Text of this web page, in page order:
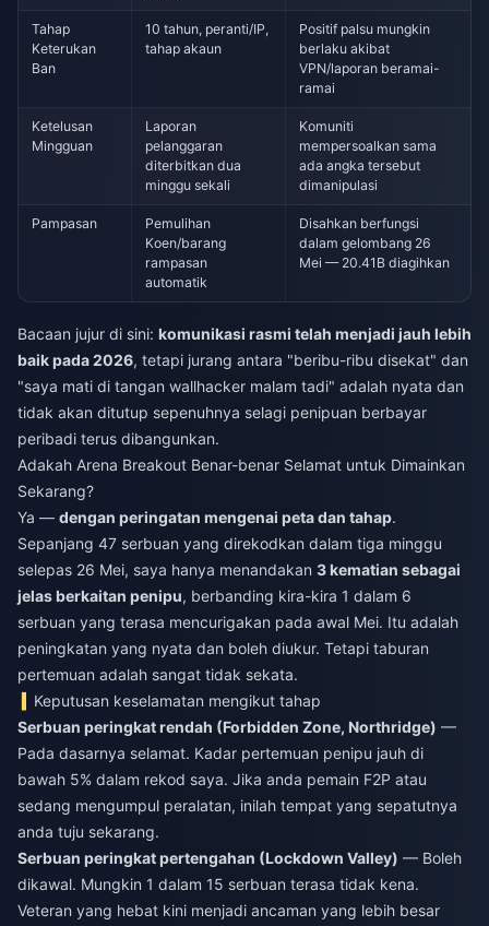
Tahap
Keterukan
Ban
10 tahun, peranti/IP,
tahap akaun
Positif palsu mungkin
berlaku akibat
VPN/laporan beramai-
ramai
Ketelusan
Mingguan
Laporan
pelanggaran
diterbitkan dua
minggu sekali
Komuniti
mempersoalkan sama
ada angka tersebut
dimanipulasi
Pampasan
Pemulihan
Koen/barang
rampasan
automatik
Disahkan berfungsi
dalam gelombang 26
Mei — 20.41B diagihkan
Bacaan jujur di sini: komunikasi rasmi telah menjadi jauh lebih
baik pada 2026, tetapi jurang antara "beribu-ribu disekat" dan
"saya mati di tangan wallhacker malam tadi" adalah nyata dan
tidak akan ditutup sepenuhnya selagi penipuan berbayar
peribadi terus dibangunkan.
Adakah Arena Breakout Benar-benar Selamat untuk Dimainkan
Sekarang?
Ya — dengan peringatan mengenai peta dan tahap.
Sepanjang 47 serbuan yang direkodkan dalam tiga minggu
selepas 26 Mei, saya hanya menandakan 3 kematian sebagai
jelas berkaitan penipu, berbanding kira-kira 1 dalam 6
serbuan yang terasa mencurigakan pada awal Mei. Itu adalah
peningkatan yang nyata dan boleh diukur. Tetapi taburan
pertemuan adalah sangat tidak sekata.
Keputusan keselamatan mengikut tahap
Serbuan peringkat rendah (Forbidden Zone, Northridge) —
Pada dasarnya selamat. Kadar pertemuan penipu jauh di
bawah 5% dalam rekod saya. Jika anda pemain F2P atau
sedang mengumpul peralatan, inilah tempat yang sepatutnya
anda tuju sekarang.
Serbuan peringkat pertengahan (Lockdown Valley) — Boleh
dikawal. Mungkin 1 dalam 15 serbuan terasa tidak kena.
Veteran yang hebat kini menjadi ancaman yang lebih besar